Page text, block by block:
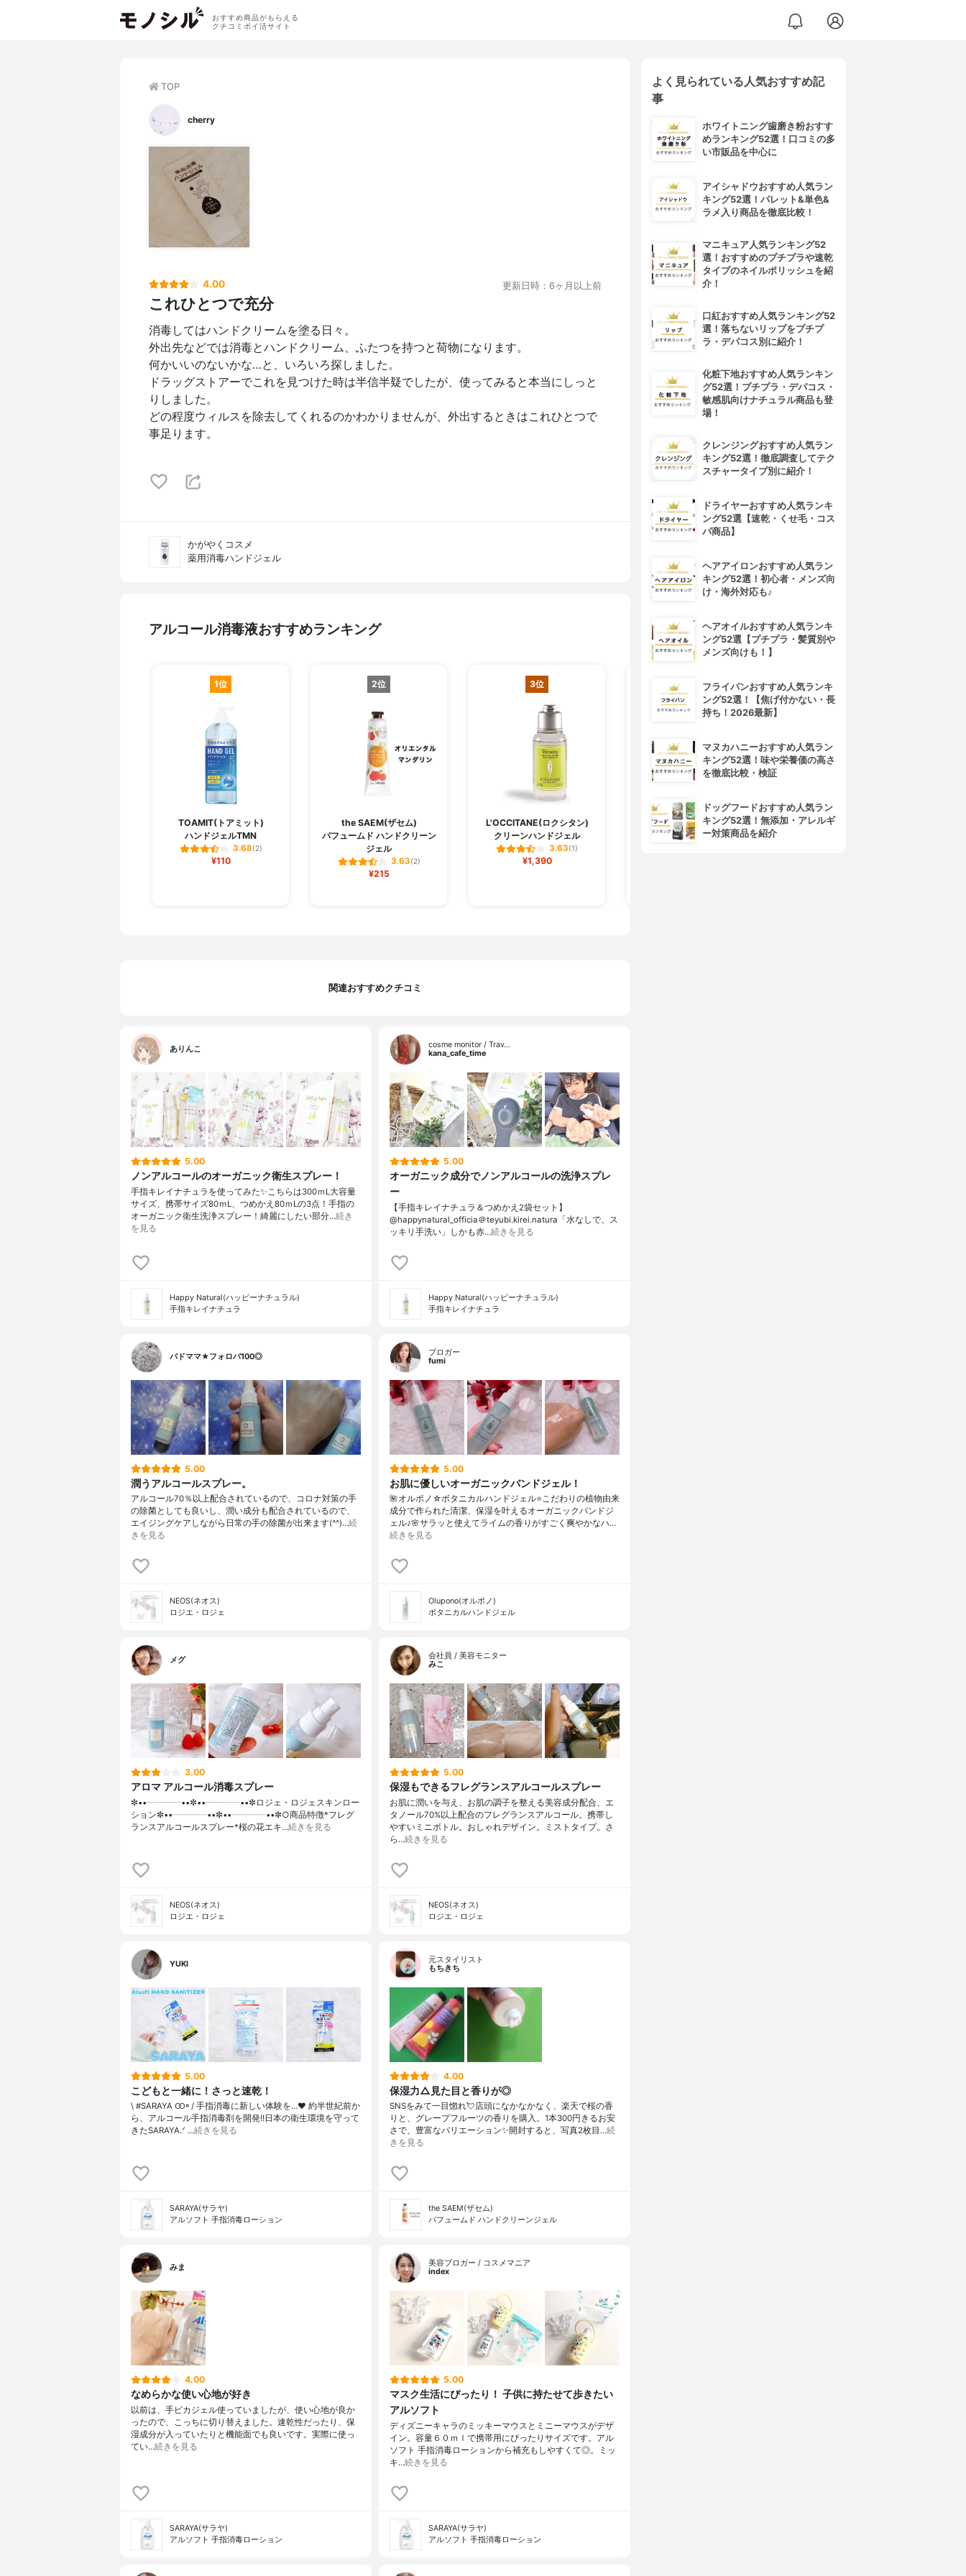
おすすめ商品がもらえる
クチコミポイ活サイト
TOP
cherry
4.00 更新日時：6ヶ月以上前
これひとつで充分
消毒してはハンドクリームを塗る日々。
外出先などでは消毒とハンドクリーム、ふたつを持つと荷物になります。
何かいいのないかな…と、いろいろ探しました。
ドラッグストアーでこれを見つけた時は半信半疑でしたが、使ってみると本当にしっと
りしました。
どの程度ウィルスを除去してくれるのかわかりませんが、外出するときはこれひとつで
事足ります。
かがやくコスメ
薬用消毒ハンドジェル
アルコール消毒液おすすめランキング
1位
TOAMIT(トアミット)
ハンドジェルTMN
3.68(2)
¥110
2位
the SAEM(ザセム)
パフュームド ハンドクリーン
ジェル
3.63(2)
¥215
3位
L'OCCITANE(ロクシタン)
クリーンハンドジェル
3.63(1)
¥1,390
Clé de Peau Beauté(クレ・
ド・ポー ボーテ)
club(クラブ)
関連おすすめクチコミ
ありんこ
5.00
ノンアルコールのオーガニック衛生スプレー！
手指キレイナチュラを使ってみた✨こちらは300ｍL大容量
サイズ、携帯サイズ80ｍL、つめかえ80ｍLの3点！手指の
オーガニック衛生洗浄スプレー！綺麗にしたい部分…続き
を見る
Happy Natural(ハッピーナチュラル)
手指キレイナチュラ
cosme monitor / Trav…
kana_cafe_time
5.00
オーガニック成分でノンアルコールの洗浄スプレ
ー
【手指キレイナチュラ＆つめかえ2袋セット】
@happynatural_officia＠teyubi.kirei.natura「水なしで、ス
ッキリ手洗い」しかも赤…続きを見る
Happy Natural(ハッピーナチュラル)
手指キレイナチュラ
バドママ★フォロバ100◎
5.00
潤うアルコールスプレー。
アルコール70％以上配合されているので、コロナ対策の手
の除菌としても良いし、潤い成分も配合されているので、
エイジングケアしながら日常の手の除菌が出来ます(^^)…続
きを見る
NEOS(ネオス)
ロジエ・ロジェ
ブロガー
fumi
5.00
お肌に優しいオーガニックバンドジェル！
🌺オルポノ☆ボタニカルハンドジェル⭐️こだわりの植物由来
成分で作られた清潔、保湿を叶えるオーガニックバンドジ
ェル♪🌸サラッと使えてライムの香りがすごく爽やかなハ…
続きを見る
Olupono(オルポノ)
ボタニカルハンドジェル
メグ
3.00
アロマ アルコール消毒スプレー
✼••┈┈┈┈••✼••┈┈┈┈••✼ロジェ・ロジェスキンロー
ション✼••┈┈┈┈••✼••┈┈┈┈••✼○商品特徴*フレグ
ランスアルコールスプレー*桜の花エキ…続きを見る
NEOS(ネオス)
ロジエ・ロジェ
会社員 / 美容モニター
みこ
5.00
保湿もできるフレグランスアルコールスプレー
お肌に潤いを与え、お肌の調子を整える美容成分配合、エ
タノール70%以上配合のフレグランスアルコール。携帯し
やすいミニボトル。おしゃれデザイン。ミストタイプ。さ
ら…続きを見る
NEOS(ネオス)
ロジエ・ロジェ
YUKI
5.00
こどもと一緒に！さっと速乾！
\ #SARAYA Ꙭ꙳ / 手指消毒に新しい体験を…❤︎ 約半世紀前か
ら、アルコール手指消毒剤を開発!!日本の衛生環境を守って
きたSARAYA‪.ᐟ …続きを見る
SARAYA(サラヤ)
アルソフト 手指消毒ローション
元スタイリスト
もちきち
4.00
保湿力△見た目と香りが◎
SNSをみて一目惚れ💘店頭になかなかなく、楽天で桜の香
りと、グレープフルーツの香りを購入。1本300円きるお安
さで、豊富なバリエーション✨開封すると、写真2枚目…続
きを見る
the SAEM(ザセム)
パフュームド ハンドクリーンジェル
みま
4.00
なめらかな使い心地が好き
以前は、手ピカジェル使っていましたが、使い心地が良か
ったので、こっちに切り替えました。速乾性だったり、保
湿成分が入っていたりと機能面でも良いです。実際に使っ
てい…続きを見る
SARAYA(サラヤ)
アルソフト 手指消毒ローション
美容ブロガー / コスメマニア
index
5.00
マスク生活にぴったり！ 子供に持たせて歩きたい
アルソフト
ディズニーキャラのミッキーマウスとミニーマウスがデザ
イン。容量６０ｍｌで携帯用にぴったりサイズです。アル
ソフト 手指消毒ローションから補充もしやすくて◎。ミッ
キ…続きを見る
SARAYA(サラヤ)
アルソフト 手指消毒ローション
よく見られている人気おすすめ記
事
ホワイトニング歯磨き粉おすす
めランキング52選！口コミの多
い市販品を中心に
アイシャドウおすすめ人気ラン
キング52選！パレット&単色&
ラメ入り商品を徹底比較！
マニキュア人気ランキング52
選！おすすめのプチプラや速乾
タイプのネイルポリッシュを紹
介！
口紅おすすめ人気ランキング52
選！落ちないリップをプチプ
ラ・デパコス別に紹介！
化粧下地おすすめ人気ランキン
グ52選！プチプラ・デパコス・
敏感肌向けナチュラル商品も登
場！
クレンジングおすすめ人気ラン
キング52選！徹底調査してテク
スチャータイプ別に紹介！
ドライヤーおすすめ人気ランキ
ング52選【速乾・くせ毛・コス
パ商品】
ヘアアイロンおすすめ人気ラン
キング52選！初心者・メンズ向
け・海外対応も♪
ヘアオイルおすすめ人気ランキ
ング52選【プチプラ・髪質別や
メンズ向けも！】
フライパンおすすめ人気ランキ
ング52選！【焦げ付かない・長
持ち！2026最新】
マヌカハニーおすすめ人気ラン
キング52選！味や栄養価の高さ
を徹底比較・検証
ドッグフードおすすめ人気ラン
キング52選！無添加・アレルギ
ー対策商品を紹介